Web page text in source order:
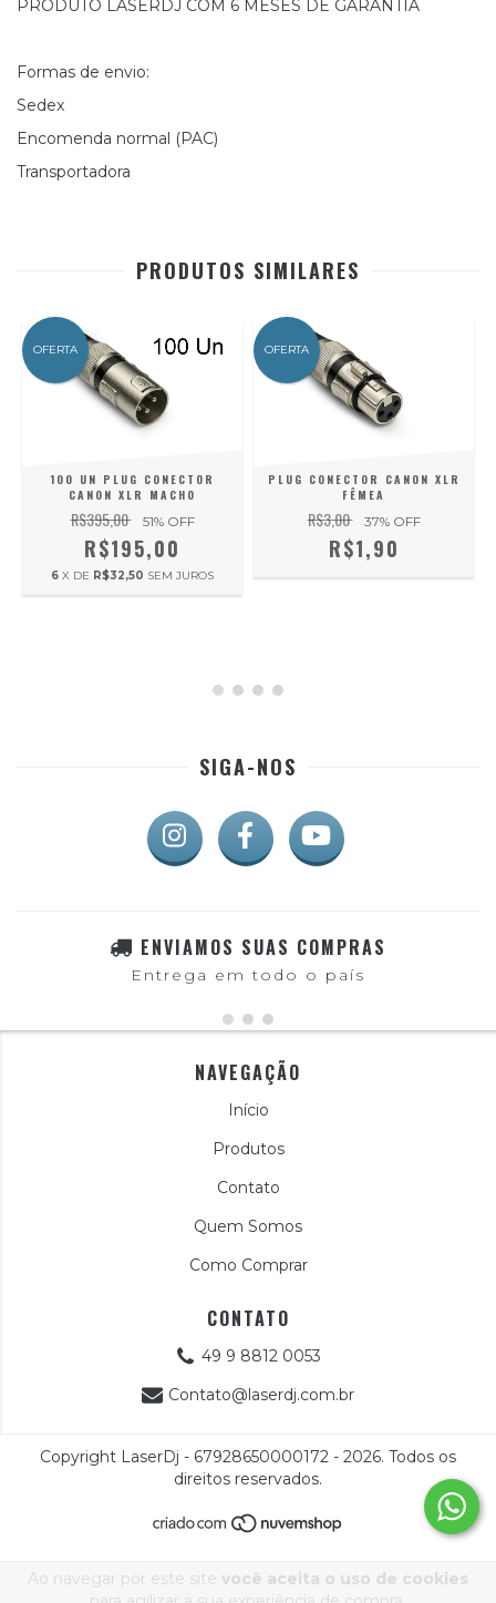
Ao navegar por este site você aceita o uso de cookies
PRODUTO LASERDJ COM 6 MESES DE GARANTIA
Formas de envio:
Sedex
Encomenda normal (PAC)
Transportadora
PRODUTOS SIMILARES
OFERTA
100 UN PLUG CONECTOR
CANON XLR MACHO
R$395,00 51% OFF
R$195,00
6 X DE R$32,50 SEM JUROS
OFERTA
PLUG CONECTOR CANON XLR
FÊMEA
R$3,00 37% OFF
R$1,90
SIGA-NOS
ENVIAMOS SUAS COMPRAS
Entrega em todo o país
NAVEGAÇÃO
Início
Produtos
Contato
Quem Somos
Como Comprar
CONTATO
49 9 8812 0053
Contato@laserdj.com.br
Copyright LaserDj - 67928650000172 - 2026. Todos os
direitos reservados.